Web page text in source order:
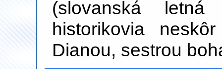
(slovanská
historikovia
Dianou, sestrou